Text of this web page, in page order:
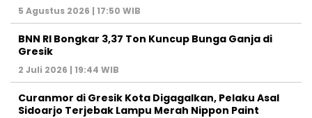
5 Agustus 2026 | 17:50 WIB
BNN RI Bongkar 3,37 Ton Kuncup Bunga Ganja di
Gresik
2 Juli 2026 | 19:44 WIB
Curanmor di Gresik Kota Digagalkan, Pelaku Asal
Sidoarjo Terjebak Lampu Merah Nippon Paint